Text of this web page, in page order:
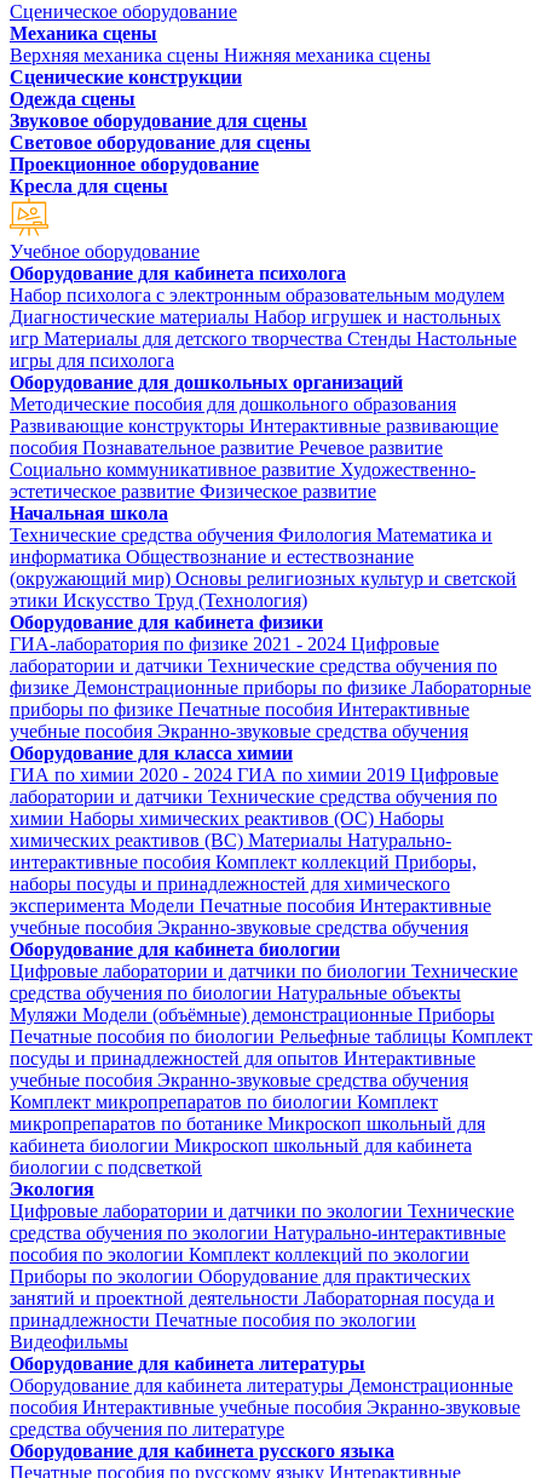
Сценическое оборудование
Механика сцены
Верхняя механика сцены Нижняя механика сцены
Сценические конструкции
Одежда сцены
Звуковое оборудование для сцены
Световое оборудование для сцены
Проекционное оборудование
Кресла для сцены
Учебное оборудование
Оборудование для кабинета психолога
Набор психолога с электронным образовательным модулем
Диагностические материалы Набор игрушек и настольных
игр Материалы для детского творчества Стенды Настольные
игры для психолога
Оборудование для дошкольных организаций
Методические пособия для дошкольного образования
Развивающие конструкторы Интерактивные развивающие
пособия Познавательное развитие Речевое развитие
Социально коммуникативное развитие Художественно-
эстетическое развитие Физическое развитие
Начальная школа
Технические средства обучения Филология Математика и
информатика Обществознание и естествознание
(окружающий мир) Основы религиозных культур и светской
этики Искусство Труд (Технология)
Оборудование для кабинета физики
ГИА-лаборатория по физике 2021 - 2024 Цифровые
лаборатории и датчики Технические средства обучения по
физике Демонстрационные приборы по физике Лабораторные
приборы по физике Печатные пособия Интерактивные
учебные пособия Экранно-звуковые средства обучения
Оборудование для класса химии
ГИА по химии 2020 - 2024 ГИА по химии 2019 Цифровые
лаборатории и датчики Технические средства обучения по
химии Наборы химических реактивов (ОС) Наборы
химических реактивов (ВС) Материалы Натурально-
интерактивные пособия Комплект коллекций Приборы,
наборы посуды и принадлежностей для химического
эксперимента Модели Печатные пособия Интерактивные
учебные пособия Экранно-звуковые средства обучения
Оборудование для кабинета биологии
Цифровые лаборатории и датчики по биологии Технические
средства обучения по биологии Натуральные объекты
Муляжи Модели (объёмные) демонстрационные Приборы
Печатные пособия по биологии Рельефные таблицы Комплект
посуды и принадлежностей для опытов Интерактивные
учебные пособия Экранно-звуковые средства обучения
Комплект микропрепаратов по биологии Комплект
микропрепаратов по ботанике Микроскоп школьный для
кабинета биологии Микроскоп школьный для кабинета
биологии с подсветкой
Экология
Цифровые лаборатории и датчики по экологии Технические
средства обучения по экологии Натурально-интерактивные
пособия по экологии Комплект коллекций по экологии
Приборы по экологии Оборудование для практических
занятий и проектной деятельности Лабораторная посуда и
принадлежности Печатные пособия по экологии
Видеофильмы
Оборудование для кабинета литературы
Оборудование для кабинета литературы Демонстрационные
пособия Интерактивные учебные пособия Экранно-звуковые
средства обучения по литературе
Оборудование для кабинета русского языка
Печатные пособия по русскому языку Интерактивные